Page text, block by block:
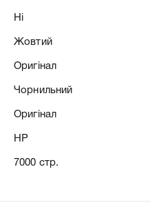
Ні
Жовтий
Оригінал
Чорнильний
Оригінал
HP
7000 стр.